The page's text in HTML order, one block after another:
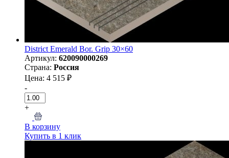
District Emerald Bor. Grip 30×60
Артикул: 620090000269
Страна: Россия
Цена: 4 515 ₽
-
+
В корзину
Купить в 1 клик